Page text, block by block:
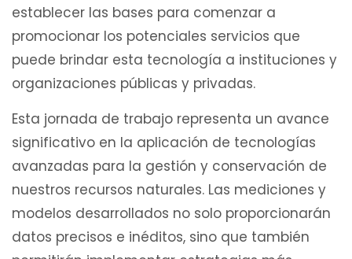
establecer las bases para comenzar a
promocionar los potenciales servicios que
puede brindar esta tecnología a instituciones y
organizaciones públicas y privadas.
Esta jornada de trabajo representa un avance
significativo en la aplicación de tecnologías
avanzadas para la gestión y conservación de
nuestros recursos naturales. Las mediciones y
modelos desarrollados no solo proporcionarán
datos precisos e inéditos, sino que también